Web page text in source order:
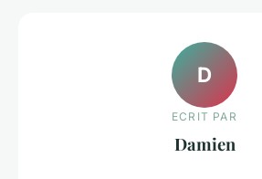
D
ECRIT PAR
Damien